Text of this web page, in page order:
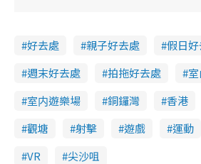
好去處 親子好去處
假日
週末好去處
拍拖好去處
室内遊樂場
銅鑼灣 香港
觀塘
射擊 遊戲 運動
VR
尖沙咀